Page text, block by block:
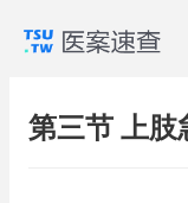
第三节 上肢